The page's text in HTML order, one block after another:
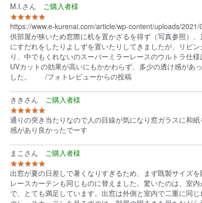
M.I.さん
★★★★★
https://www.e-kurenai.com/article/wp-content/uploads/
供部屋が狭いため窓際に机を置かざるを得ず（写真参照）
にすだれをしたりよしずを置いたりしてきましたが、リビ
り、中でもくれないのスーパーミラーレースのウルトラ仕
UVカットの効果が高いにもかかわらず、多少の透け感があ
した。 /フォトレビューからの投稿
ききさん
★★★★★
通りの突き当たりなので人の目線が気になり窓ガラスに和
感があり良かったでーす
まこさん
★★★★★
出窓が夏の日差しで暑くなりすぎるため、まず既製サイズ
レースカーテンも同じものに替えました。驚いたのは、室
で、とても満足しています。出窓は外側と室内で二重に同